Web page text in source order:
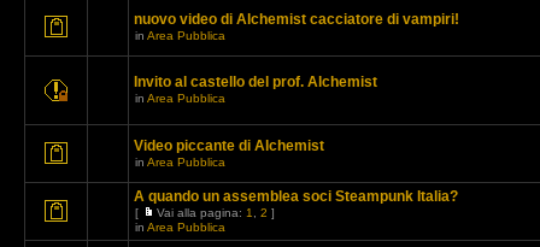
nuovo video di Alchemist cacciatore di vampiri!
in Area Pubblica
Invito al castello del prof. Alchemist
in Area Pubblica
Video piccante di Alchemist
in Area Pubblica
A quando un assemblea soci Steampunk Italia?
[ Vai alla pagina: 1 2 ]
in Area Pubblica